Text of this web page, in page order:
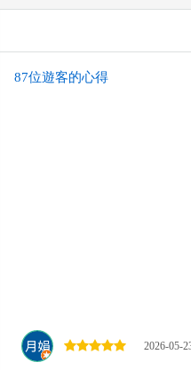
您也可以利用這幾個常用的
(以上三個銀行網路ATM只
喔。) 匯入任何款項後，請記
87位遊客的心得
2026-05-